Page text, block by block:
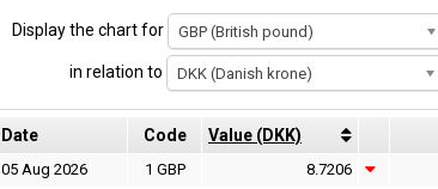
Display the chart for GBP (British pound)
in relation to DKK (Danish krone)
Date Code Value (DKK)
05 Aug 2026 1 GBP 8.7206